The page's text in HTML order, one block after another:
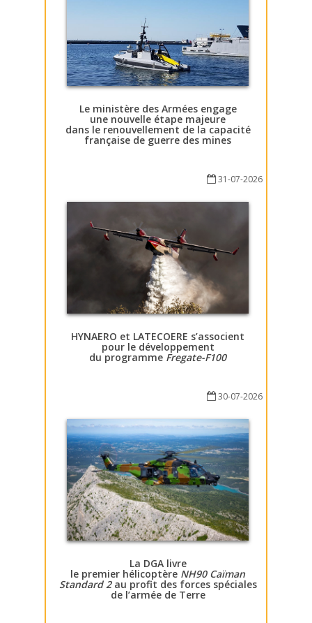
Le ministère des Armées engage
une nouvelle étape majeure
dans le renouvellement de la capacité
française de guerre des mines
31-07-2026
HYNAERO et LATECOERE s’associent
pour le développement
du programme Fregate-F100
30-07-2026
La DGA livre
le premier hélicoptère NH90 Caïman
Standard 2au profit des forces spéciales
de l’armée de Terre